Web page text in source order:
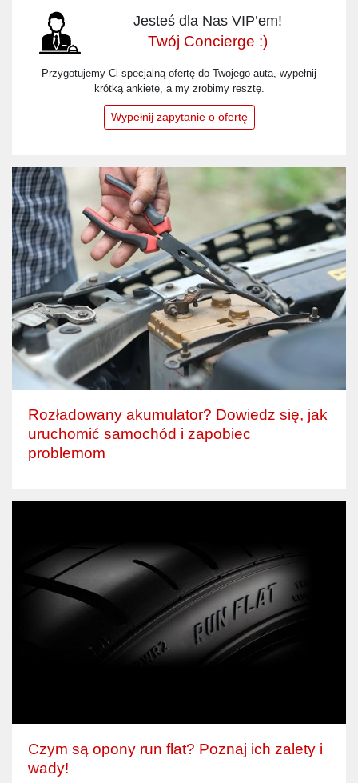
Jesteś dla Nas VIP’em!
Twój Concierge :)
Przygotujemy Ci specjalną ofertę do Twojego auta, wypełnij
krótką ankietę, a my zrobimy resztę.
Wypełnij zapytanie o ofertę
Rozładowany akumulator? Dowiedz się, jak
uruchomić samochód i zapobiec
problemom
Czym są opony run flat? Poznaj ich zalety i
wady!